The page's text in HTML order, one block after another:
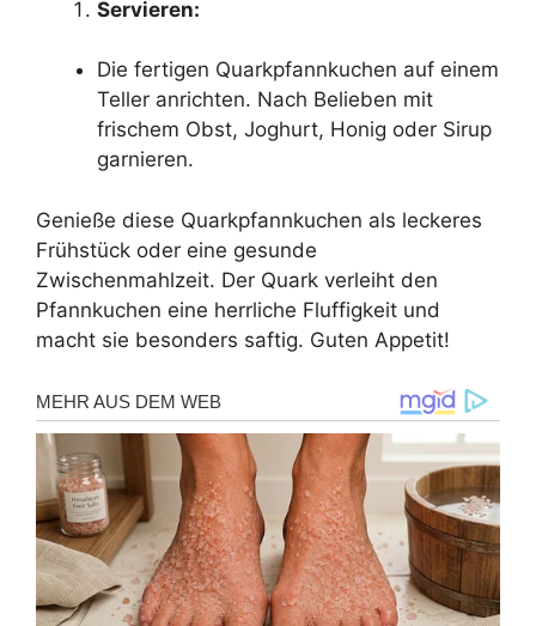
Servieren:
Die fertigen Quarkpfannkuchen auf einem
Teller anrichten. Nach Belieben mit
frischem Obst, Joghurt, Honig oder Sirup
garnieren.
Genieße diese Quarkpfannkuchen als leckeres
Frühstück oder eine gesunde
Zwischenmahlzeit. Der Quark verleiht den
Pfannkuchen eine herrliche Fluffigkeit und
macht sie besonders saftig. Guten Appetit!